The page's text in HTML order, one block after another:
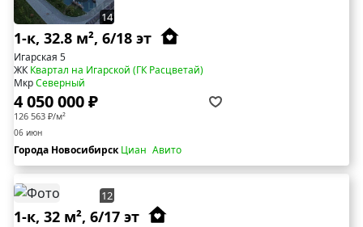
14
1-к, 32.8 м², 6/18 эт
Игарская 5
ЖККвартал на Игарской (ГК Расцветай)
МкрСеверный
4 050 000 ₽
126 563 ₽/м²
06 июн
Города НовосибирскЦиан Авито
12
1-к, 32 м², 6/17 эт